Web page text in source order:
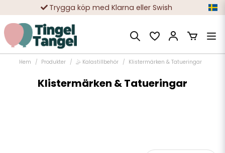
Trygga köp med Klarna eller Swish
10 000-tals nöjda kunder
Hem Produkter 🤹 Kalastillbehör Klistermärken & Tatueringar
Klistermärken & Tatueringar